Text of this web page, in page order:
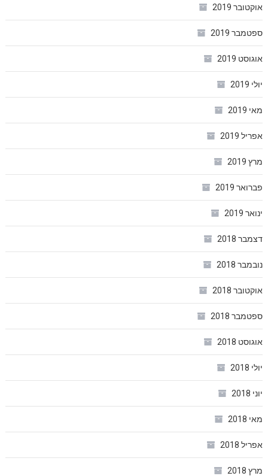
אוקטובר 2019
ספטמבר 2019
אוגוסט 2019
יולי 2019
מאי 2019
אפריל 2019
מרץ 2019
פברואר 2019
ינואר 2019
דצמבר 2018
נובמבר 2018
אוקטובר 2018
ספטמבר 2018
אוגוסט 2018
יולי 2018
יוני 2018
מאי 2018
אפריל 2018
מרץ 2018